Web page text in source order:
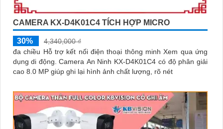
CAMERA KX-D4K01C4 TÍCH HỢP MICRO
30%
4,340,000 ₫
đa chiều Hỗ trợ kết nối điện thoại thông minh Xem qua ứng
dụng di động. Camera An Ninh KX-D4K01C4 có độ phân giải
cao 8.0 MP giúp ghi lại hình ảnh chất lượng, rõ nét